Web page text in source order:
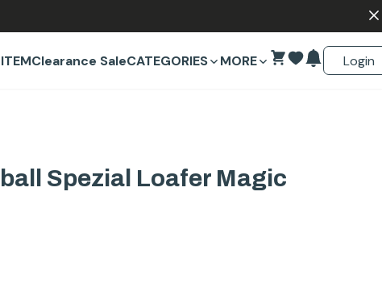
Clearance SaleCATEGORIES MORE Login
Spezial Loafer Magic